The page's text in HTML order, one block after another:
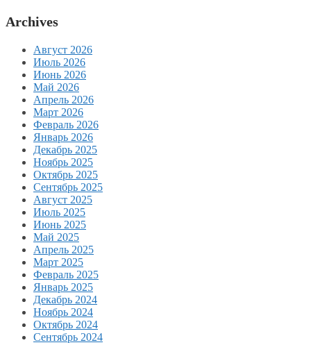
Archives
Август 2026
Июль 2026
Июнь 2026
Май 2026
Апрель 2026
Март 2026
Февраль 2026
Январь 2026
Декабрь 2025
Ноябрь 2025
Октябрь 2025
Сентябрь 2025
Август 2025
Июль 2025
Июнь 2025
Май 2025
Апрель 2025
Март 2025
Февраль 2025
Январь 2025
Декабрь 2024
Ноябрь 2024
Октябрь 2024
Сентябрь 2024